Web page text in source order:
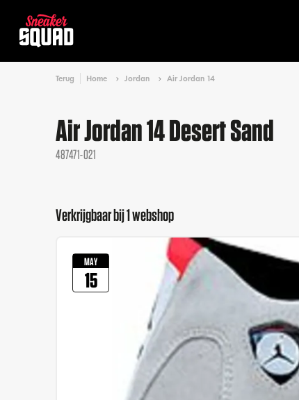
Terug Home Jordan Air Jordan 14
Air Jordan 14 Desert Sand
487471-021
Verkrijgbaar bij 1 webshop
MAY
15